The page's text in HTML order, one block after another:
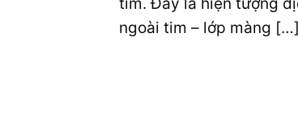
ngoài tim – lớp màng […]